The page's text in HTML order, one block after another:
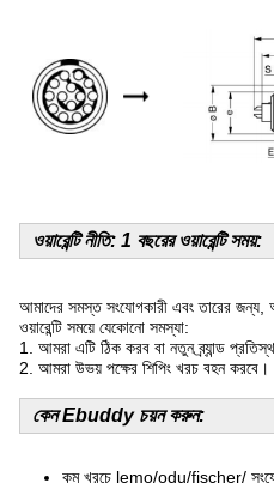
ওয়ারেন্টি নীতি: 1 বছরের ওয়ারেন্টি সময়:
আমাদের সমস্ত সংযোগকারী এবং তারের জন্য,
ওয়ারেন্টি সময়ে যেকোনো সমস্যা:
1. আমরা এটি ঠিক করব বা নতুন ব্র্যান্ড
2. আমরা উভয় পক্ষের শিপিং খরচ বহন করবে।
কেন Ebuddy চয়ন করুন:
কম খরচে lemo/odu/fischer/